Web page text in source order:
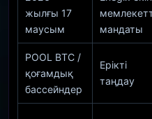
жылғы 17
маусым
мандаты
POOL BTC /
қоғамдық
бассейндер
Ерікті
таңдау